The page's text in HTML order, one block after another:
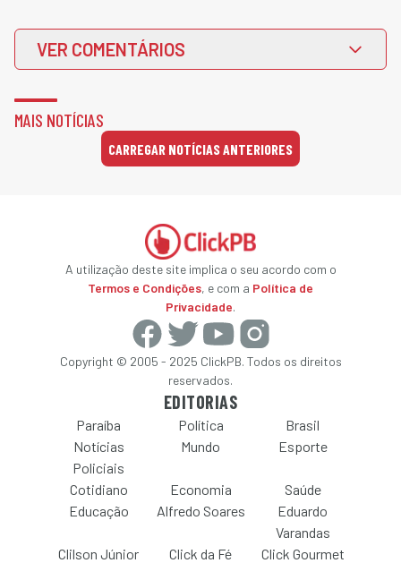
VER COMENTÁRIOS
MAIS NOTÍCIAS
CARREGAR NOTÍCIAS ANTERIORES
A utilização deste site implica o seu acordo com o
Termos e Condições, e com a Política de
Privacidade.
Copyright © 2005 - 2025 ClickPB. Todos os direitos
reservados.
EDITORIAS
Paraíba Política
Brasil
Notícias
Policiais
Mundo Esporte
Cotidiano Economia
Saúde
Educação
Alfredo Soares
Eduardo
Varandas
Clilson Júnior
Click da Fé Click Gourmet